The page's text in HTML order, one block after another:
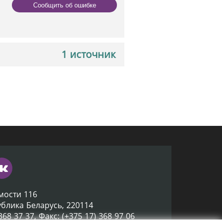
Сообщить об ошибке
1 источник
116
Беларусь, 220114
37 37, Факс: (+375 17) 368 97 06